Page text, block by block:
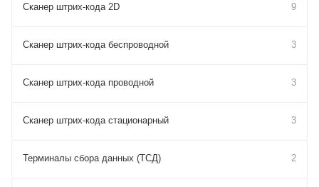
Сканер штрих-кода 2D 9
Сканер штрих-кода беспроводной 3
Сканер штрих-кода проводной 3
Сканер штрих-кода стационарный 3
Терминалы сбора данных (ТСД) 2